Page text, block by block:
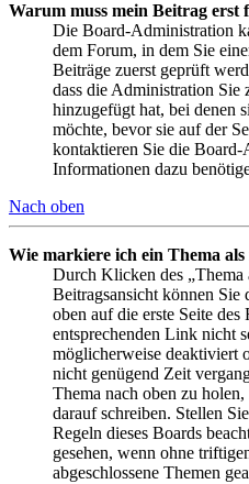
Warum muss mein Beitrag erst
Die Board-Administration
dem Forum, in dem Sie
Beiträge zuerst geprüft
dass die Administration Sie
hinzugefügt hat, bei denen
möchte, bevor sie auf der
kontaktieren Sie die
Informationen dazu
Nach oben
Wie markiere ich ein Thema als
Durch Klicken des
Beitragsansicht können Sie
oben auf die erste Seite
entsprechenden Link nicht
möglicherweise deaktiviert
nicht genügend Zeit
Thema nach oben zu
darauf schreiben. Stellen
Regeln dieses Boards
gesehen, wenn ohne
abgeschlossene Themen